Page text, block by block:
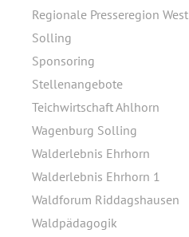
Regionale Presseregion West
Solling
Sponsoring
Stellenangebote
Teichwirtschaft Ahlhorn
Wagenburg Solling
Walderlebnis Ehrhorn
Walderlebnis Ehrhorn 1
Waldforum Riddagshausen
Waldpädagogik